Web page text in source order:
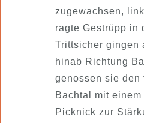
zugewachsen,
ragte Gestrüpp in
Trittsicher gingen
hinab Richtung
genossen sie den
Bachtal mit
Picknick zur